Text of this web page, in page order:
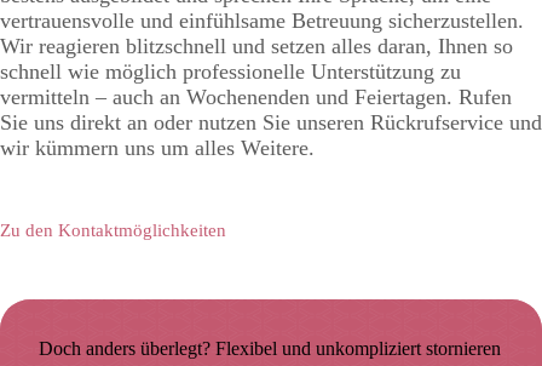
vertrauensvolle und einfühlsame Betreuung sicherzustellen.
Wir reagieren blitzschnell und setzen alles daran, Ihnen so
schnell wie möglich professionelle Unterstützung zu
vermitteln – auch an Wochenenden und Feiertagen. Rufen
Sie uns direkt an oder nutzen Sie unseren Rückrufservice und
wir kümmern uns um alles Weitere.
Zu den Kontaktmöglichkeiten
Doch anders überlegt? Flexibel und unkompliziert stornieren